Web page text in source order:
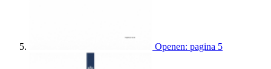
Openen: pagina 5